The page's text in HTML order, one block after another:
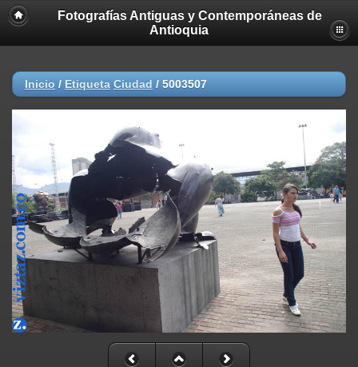
Fotografías Antiguas y Contemporáneas de
Antioquia
Inicio / Etiqueta Ciudad / 5003507